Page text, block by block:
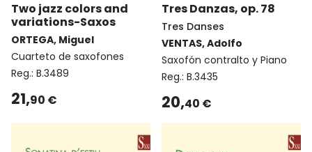
Two jazz colors and
variations-Saxos
ORTEGA, Miguel
Cuarteto de saxofones
Reg.: B.3489
21,90 €
Tres Danzas, op. 78
Tres Danses
VENTAS, Adolfo
Saxofón contralto y Piano
Reg.: B.3435
20,40 €